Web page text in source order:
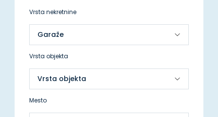
Vrsta nekretnine
Vrsta objekta
Mesto